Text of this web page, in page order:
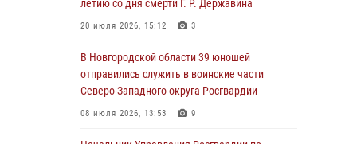
Новгородские призывники приняли присягу в
Росгвардии.
30 июля 2026, 16:00 1
В Великом Новгороде сотрудники центра
Росгвардии провели телефонную «горячую
летию со дня смерти Г. Р. Державина
20 июля 2026, 15:12 3
В Новгородской области 39 юношей
отправились служить в воинские части
Северо-Западного округа Росгвардии
08 июля 2026, 13:53 9